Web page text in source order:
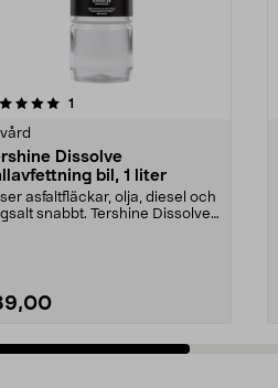
1
Dissolve
bil, 1 liter
asfaltfläckar, olja, diesel och
snabbt. Tershine Dissolve
4.0 av 5 stjärnor